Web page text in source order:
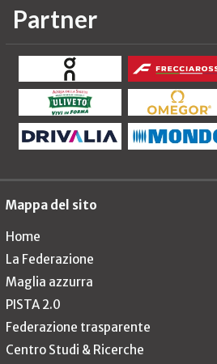
Partner
Mappa del sito
Home
La Federazione
Maglia azzurra
PISTA 2.0
Federazione trasparente
Centro Studi & Ricerche